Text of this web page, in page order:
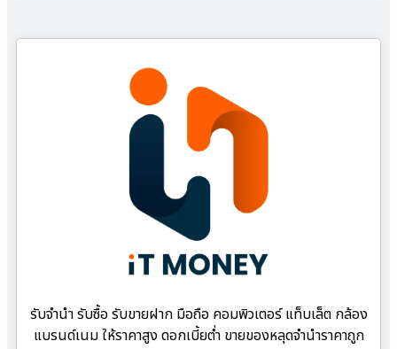
รับจำนำ รับซื้อ รับขายฝาก มือถือ คอมพิวเตอร์ แท็บเล็ต กล้อง
แบรนด์เนม ให้ราคาสูง ดอกเบี้ยต่ำ ขายของหลุดจำนำราคาถูก